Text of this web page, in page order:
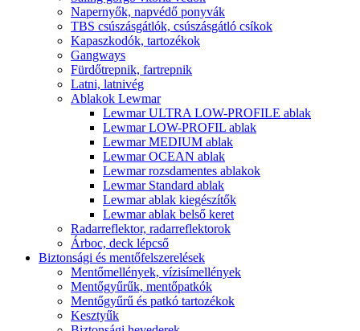
Napernyők, napvédő ponyvák
TBS csúszásgátlók, csúszásgátló csíkok
Kapaszkodók, tartozékok
Gangways
Fürdőtrepnik, fartrepnik
Latni, latnivég
Ablakok Lewmar
Lewmar ULTRA LOW-PROFILE ablak
Lewmar LOW-PROFIL ablak
Lewmar MEDIUM ablak
Lewmar OCEAN ablak
Lewmar rozsdamentes ablakok
Lewmar Standard ablak
Lewmar ablak kiegészítők
Lewmar ablak belső keret
Radarreflektor, radarreflektorok
Árboc, deck lépcső
Biztonsági és mentőfelszerelések
Mentőmellények, vízisímellények
Mentőgyűrűk, mentőpatkók
Mentőgyűrű és patkó tartozékok
Kesztyűk